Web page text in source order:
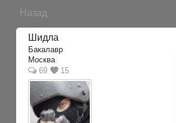
Назад
Шидла
Бакалавр
Москва
69
15